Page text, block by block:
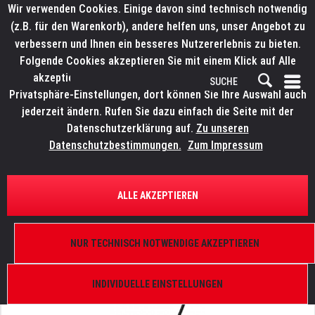
ÜBERSICHT SCHWANENHALSLEUCHTEN
LITTLITE LED XLR 3pol,12"/30cm
Wir verwenden Cookies. Einige davon sind technisch notwendig
(z.B. für den Warenkorb), andere helfen uns, unser Angebot zu
verbessern und Ihnen ein besseres Nutzererlebnis zu bieten.
Folgende Cookies akzeptieren Sie mit einem Klick auf Alle
akzeptieren. Weitere Informationen finden Sie in den
Privatsphäre-Einstellungen, dort können Sie Ihre Auswahl auch
jederzeit ändern. Rufen Sie dazu einfach die Seite mit der
Datenschutzerklärung auf. Zu unseren
Datenschutzbestimmungen. Zum Impressum
INDIVIDUELLE EINSTELLUNGEN
NUR TECHNISCH NOTWENDIGE AKZEPTIEREN
ALLE AKZEPTIEREN